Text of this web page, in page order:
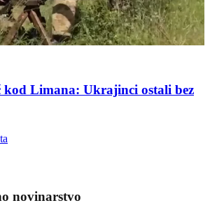
kod Limana: Ukrajinci ostali bez
novinarstvo